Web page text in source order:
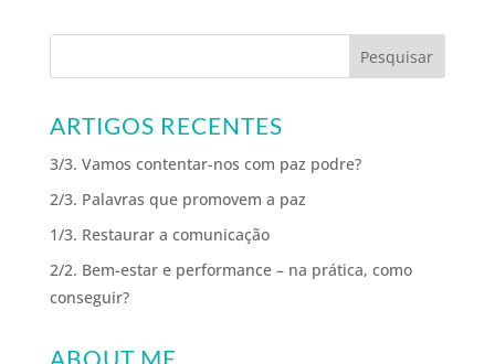
ARTIGOS RECENTES
3/3. Vamos contentar-nos com paz podre?
2/3. Palavras que promovem a paz
1/3. Restaurar a comunicação
2/2. Bem-estar e performance – na prática, como
conseguir?
ABOUT ME